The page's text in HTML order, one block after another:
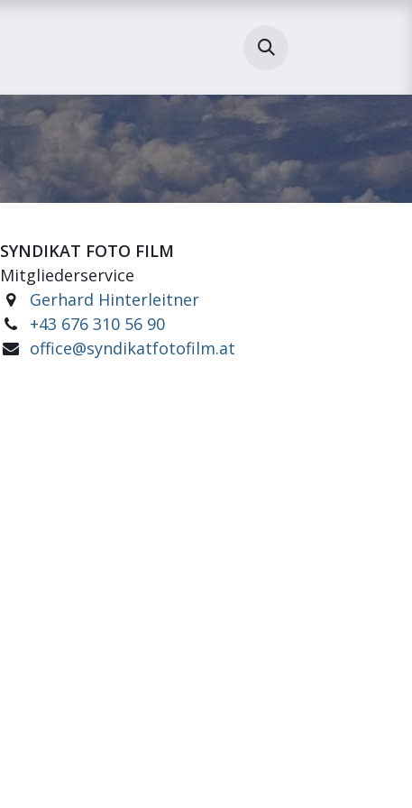
SYNDIKAT FOTO FILM
Mitgliederservice
Gerhard Hinterleitner
+43 676 310 56 90
office@syndikatfotofilm.at